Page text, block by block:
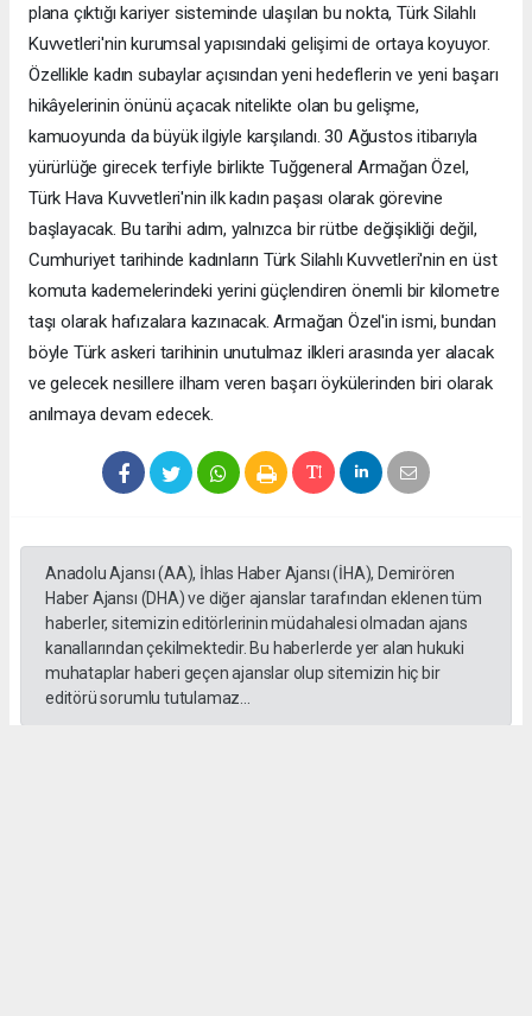
plana çıktığı kariyer sisteminde ulaşılan bu nokta, Türk Silahlı
Kuvvetleri'nin kurumsal yapısındaki gelişimi de ortaya koyuyor.
Özellikle kadın subaylar açısından yeni hedeflerin ve yeni başarı
hikâyelerinin önünü açacak nitelikte olan bu gelişme,
kamuoyunda da büyük ilgiyle karşılandı. 30 Ağustos itibarıyla
yürürlüğe girecek terfiyle birlikte Tuğgeneral Armağan Özel,
Türk Hava Kuvvetleri'nin ilk kadın paşası olarak görevine
başlayacak. Bu tarihi adım, yalnızca bir rütbe değişikliği değil,
Cumhuriyet tarihinde kadınların Türk Silahlı Kuvvetleri'nin en üst
komuta kademelerindeki yerini güçlendiren önemli bir kilometre
taşı olarak hafızalara kazınacak. Armağan Özel'in ismi, bundan
böyle Türk askeri tarihinin unutulmaz ilkleri arasında yer alacak
ve gelecek nesillere ilham veren başarı öykülerinden biri olarak
anılmaya devam edecek.
Anadolu Ajansı (AA), İhlas Haber Ajansı (İHA), Demirören
Haber Ajansı (DHA) ve diğer ajanslar tarafından eklenen tüm
haberler, sitemizin editörlerinin müdahalesi olmadan ajans
kanallarından çekilmektedir. Bu haberlerde yer alan hukuki
muhataplar haberi geçen ajanslar olup sitemizin hiç bir
editörü sorumlu tutulamaz...